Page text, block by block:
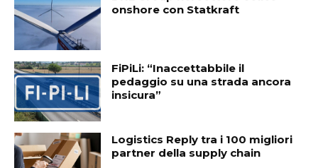
onshore con Statkraft
FiPiLi: “Inaccettabbile il
pedaggio su una strada ancora
insicura”
Logistics Reply tra i 100 migliori
partner della supply chain